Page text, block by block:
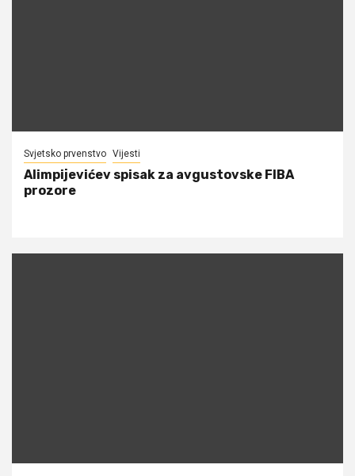
Svjetsko prvenstvo Vijesti
Alimpijevićev spisak za avgustovske FIBA
prozore